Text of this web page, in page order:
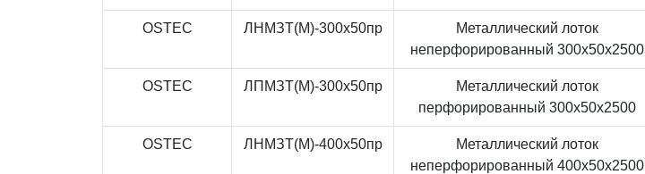
OSTEC ЛНМЗТ(М)-300x50пр
Металлический лоток
неперфорированный 300x50x2500
OSTEC ЛПМЗТ(М)-300x50пр
Металлический лоток
перфорированный 300x50x2500
OSTEC ЛНМЗТ(М)-400x50пр
Металлический лоток
неперфорированный 400x50x2500